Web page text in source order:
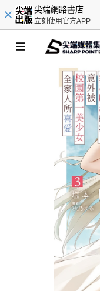
尖端網路書店
立刻使用官方APP